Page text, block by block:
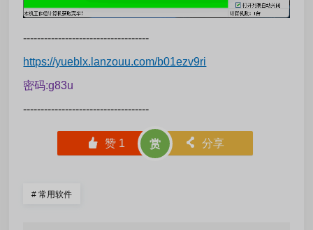
------------------------------------
https://yueblx.lanzouu.com/b01ezv9ri
密码:g83u
------------------------------------
󰄼 赞 1 赏 󰄯 分享
# 常用软件